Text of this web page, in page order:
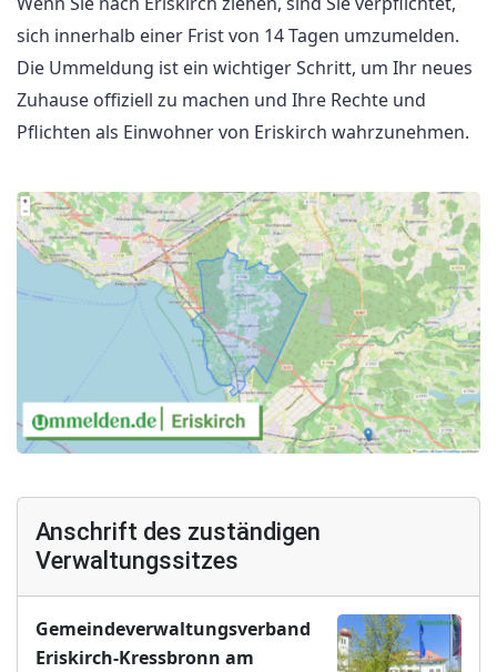
sich innerhalb einer Frist von 14 Tagen umzumelden.
Die Ummeldung ist ein wichtiger Schritt, um Ihr neues
Zuhause offiziell zu machen und Ihre Rechte und
Pflichten als Einwohner von Eriskirch wahrzunehmen.
Anschrift des zuständigen
Verwaltungssitzes
Gemeindeverwaltungsverband
Eriskirch-Kressbronn am